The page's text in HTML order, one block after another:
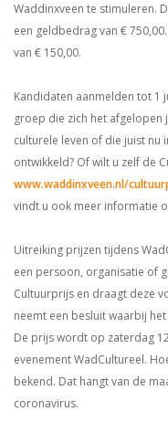
Waddinxveen te stimuleren.
een geldbedrag van €
van € 150,00.
Kandidaten aanmelden tot 1
groep die zich het afgelopen
culturele leven of die juist nu
ontwikkeld? Of wilt u zelf de
www.waddinxveen.nl/
vindt u ook meer informatie
Uitreiking prijzen tijdens
een persoon, organisatie of
Cultuurprijs en draagt deze
neemt een besluit waarbij
De prijs wordt op zaterdag
evenement WadCultureel.
bekend. Dat hangt van de
coronavirus.